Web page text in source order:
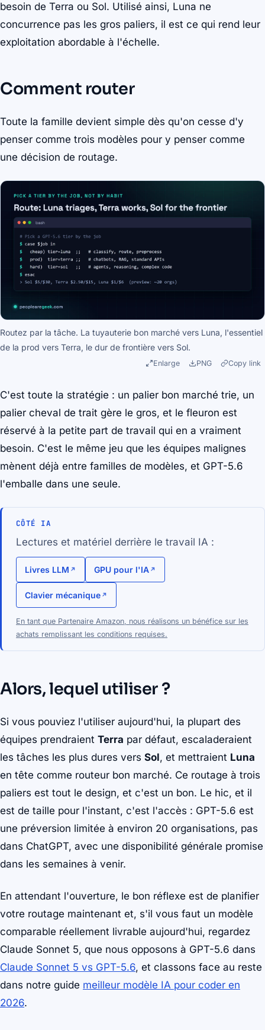
besoin de Terra ou Sol. Utilisé ainsi, Luna ne
concurrence pas les gros paliers, il est ce qui rend leur
exploitation abordable à l'échelle.
Comment router
Toute la famille devient simple dès qu'on cesse d'y
penser comme trois modèles pour y penser comme
une décision de routage.
Routez par la tâche. La tuyauterie bon marché vers Luna, l'essentiel
de la prod vers Terra, le dur de frontière vers Sol.
Enlarge PNG Copy link
C'est toute la stratégie : un palier bon marché trie, un
palier cheval de trait gère le gros, et le fleuron est
réservé à la petite part de travail qui en a vraiment
besoin. C'est le même jeu que les équipes malignes
mènent déjà entre familles de modèles, et GPT-5.6
l'emballe dans une seule.
CÔTÉ IA
Lectures et matériel derrière le travail IA :
Livres LLM GPU pour l'IA
Clavier mécanique
En tant que Partenaire Amazon, nous réalisons un bénéfice sur les
achats remplissant les conditions requises.
Alors, lequel utiliser ?
Si vous pouviez l'utiliser aujourd'hui, la plupart des
équipes prendraient Terra par défaut, escaladeraient
les tâches les plus dures vers Sol, et mettraient Luna
en tête comme routeur bon marché. Ce routage à trois
paliers est tout le design, et c'est un bon. Le hic, et il
est de taille pour l'instant, c'est l'accès : GPT-5.6 est
une préversion limitée à environ 20 organisations, pas
dans ChatGPT, avec une disponibilité générale promise
dans les semaines à venir.
En attendant l'ouverture, le bon réflexe est de planifier
votre routage maintenant et, s'il vous faut un modèle
comparable réellement livrable aujourd'hui, regardez
Claude Sonnet 5, que nous opposons à GPT-5.6 dans
Claude Sonnet 5 vs GPT-5.6, et classons face au reste
dans notre guide meilleur modèle IA pour coder en
2026.